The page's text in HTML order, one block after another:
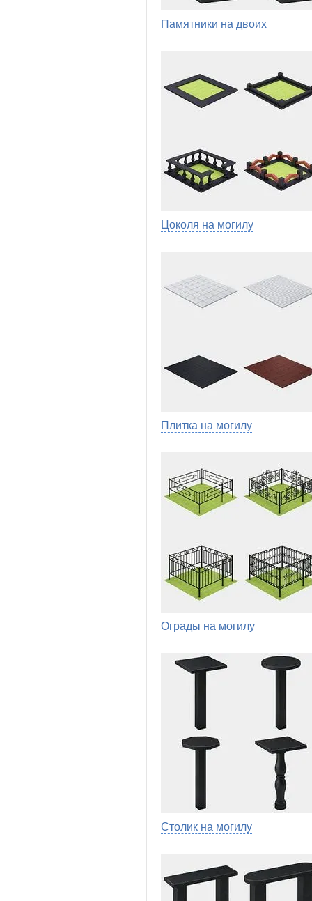
Памятники на двоих
Цоколя на могилу
Плитка на могилу
Ограды на могилу
Столик на могилу